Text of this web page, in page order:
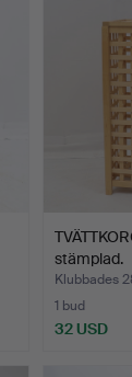
stämplad.
Klubbades
1 bud
32 USD